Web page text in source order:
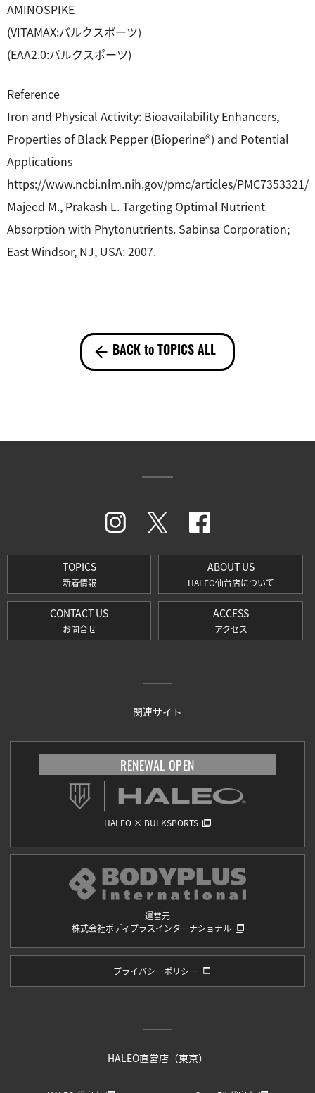
AMINOSPIKE
(VITAMAX:バルクスポーツ)
(EAA2.0:バルクスポーツ)
Reference
Iron and Physical Activity: Bioavailability Enhancers,
Properties of Black Pepper (Bioperine®) and Potential
Applications
https://www.ncbi.nlm.nih.gov/pmc/articles/PMC7353321/
Majeed M., Prakash L. Targeting Optimal Nutrient
Absorption with Phytonutrients. Sabinsa Corporation;
East Windsor, NJ, USA: 2007.
BACK to TOPICS ALL
TOPICS
新着情報
ABOUT US
HALEO仙台店について
CONTACT US
お問合せ
ACCESS
アクセス
関連サイト
RENEWAL OPEN
HALEO × BULKSPORTS
運営元
株式会社ボディプラスインターナショナル
プライバシーポリシー
HALEO直営店（東京）